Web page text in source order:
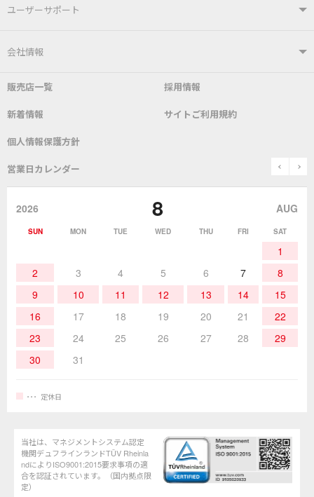
製品情報TOP
はんだ付けシステム
こて先 自動はんだ送り装置
表面実装/SMT関連
作業環境／材料
ユーザーサポート
ユーザーサポートTOP
よくあるご質問 デモ機貸し出しサービス
SDS(MSDS)製品
取扱説明書
該非説明発行の申込み
会社情報
会社概要 社長あいさつ
グットのあゆみ
販売店一覧 採用情報
新着情報 サイトご利用規約
個人情報保護方針
営業日カレンダー prev
2026 8 AUG
SUN MON TUE WED THU FRI SAT
1
2
3 4 5 6 7
8
9
10 11 12 13 14
15
16
17 18 19 20 21
22
23
24 25 26 27 28
29
30
31
定休日
当社は、マネジメントシステム認定
機関デュフラインランドTÜV Rheinla
ndによりISO9001:2015要求事項の適
合を認証されています。（国内拠点限
定）